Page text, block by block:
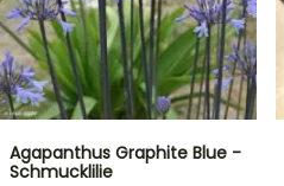
Agapanthus Graphite Blue -
Schmucklilie